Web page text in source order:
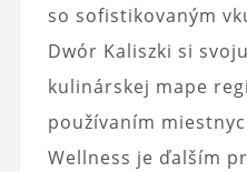
so sofistikovaným
Dwór Kaliszki si
kulinárskej mape
používaním
Wellness je ďalším